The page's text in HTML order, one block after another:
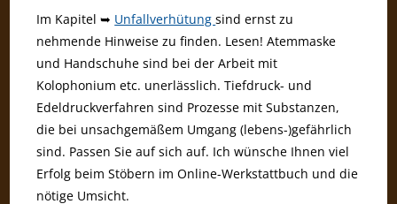
Im Kapitel ➥ Unfallverhütungsind ernst zu
nehmende Hinweise zu finden. Lesen! Atemmaske
und Handschuhe sind bei der Arbeit mit
Kolophonium etc. unerlässlich. Tiefdruck- und
Edeldruckverfahren sind Prozesse mit Substanzen,
die bei unsachgemäßem Umgang (lebens-)gefährlich
sind. Passen Sie auf sich auf. Ich wünsche Ihnen viel
Erfolg beim Stöbern im Online-Werkstattbuch und die
nötige Umsicht.